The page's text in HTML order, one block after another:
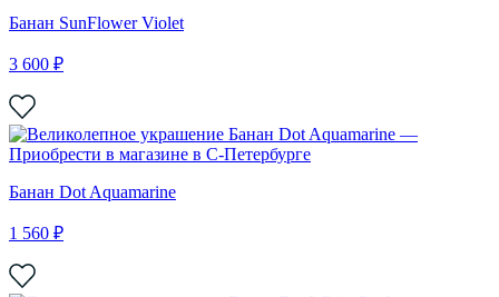
Банан SunFlower Violet
3 600 ₽
Банан Dot Aquamarine
1 560 ₽